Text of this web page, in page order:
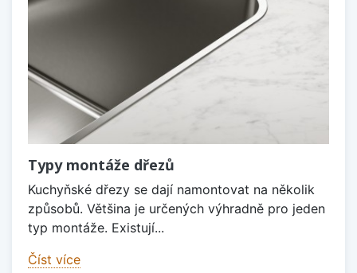
Typy montáže dřezů
Kuchyňské dřezy se dají namontovat na několik
způsobů. Většina je určených výhradně pro jeden
typ montáže. Existují...
Číst více